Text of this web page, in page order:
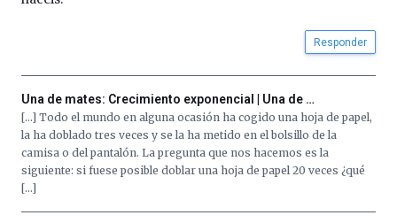
Responder
Una de mates: Crecimiento exponencial | Una de …
[…] Todo el mundo en alguna ocasión ha cogido una hoja de papel,
la ha doblado tres veces y se la ha metido en el bolsillo de la
camisa o del pantalón. La pregunta que nos hacemos es la
siguiente: si fuese posible doblar una hoja de papel 20 veces ¿qué
[…]